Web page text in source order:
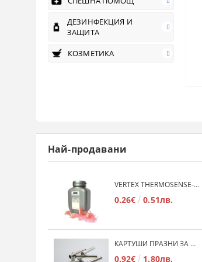
ДЕЗИНФЕКЦИЯ И
ЗАЩИТА
КОЗМЕТИКА
Най-продавани
VERTEX THERMOSENSE- ГРАНУЛАТ ЗА МЕКИ ПРОТЕЗИ
0.26€ 0.51лв.
КАРТУШИ ПРАЗНИ ЗА МЕКА ПЛАСТМАСА
0.92€ 1.80лв.